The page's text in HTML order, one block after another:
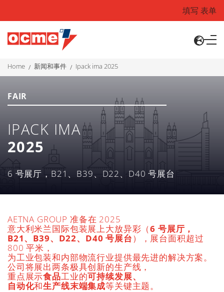
填写 表单
home 新闻和事件 ipack ima 2025
FAIR
IPACK IMA
2025
6 号展厅，B21、B39、D22、D40 号展台
AETNA GROUP 准备在 2025
意大利米兰国际包装展上大放异彩（6 号展厅，
B21、 B39、 D22、 D40号展台），展台面积超过
800平米，
为工业包装和内部物流行业提供最先进的解决方案。
公司将展出两条极具创新的生产线，
重点展示食品工业的可持续发展、
自动化和生产线末端集成等关键主题。